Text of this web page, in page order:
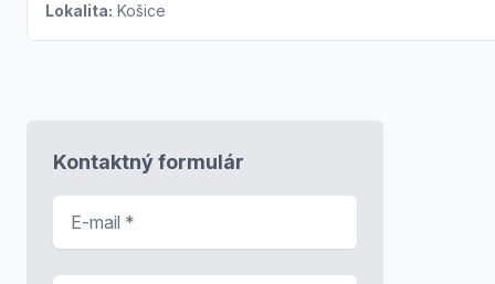
Lokalita: Košice
Kontaktný formulár